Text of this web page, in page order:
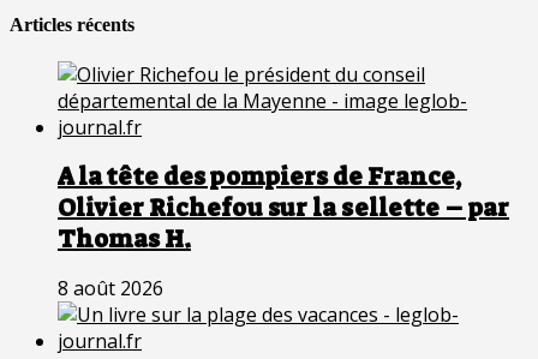
Articles récents
A la tête des pompiers de France,
Olivier Richefou sur la sellette – par
Thomas H.
8 août 2026